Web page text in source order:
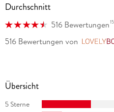
Durchschnitt
516 Bewertungen15
516 Bewertungen von
Übersicht
5 Sterne